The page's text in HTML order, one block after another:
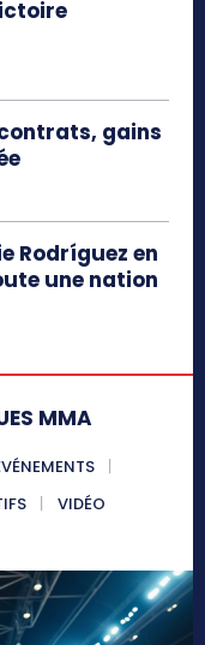
gains
Rodríguez en
une nation
MMA
VIDÉO